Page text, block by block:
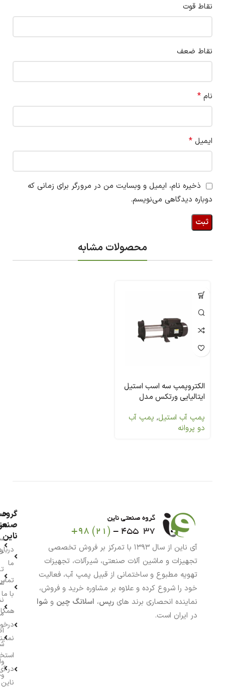
نقاط قوت
نقاط ضعف
نام *
ایمیل *
ذخیره نام، ایمیل و وبسایت من در مرورگر برای زمانی که
دوباره دیدگاهی می‌نویسم.
محصولات مشابه
الکتروپمپ سه اسب استیل
ایتالیایی ورتکس مدل
پمپ آب استیل, پمپ آب
دو پروانه
آی ناین از سال ۱۳۹۳ با تمرکز بر فروش تخصصی
تجهیزات و ماشین آلات صنعتی، شیرآلات، تجهیزات
تهویه مطبوع و ساختمانی از قبیل پمپ آب، فعالیت
خود را شروع کرده و علاوه بر مشاوره خرید و فروش،
نماینده انحصاری برند های رپس، اسلانگ چین و شوا
در ایران است.
گروه
ناین
ما
با ما
در
ناین